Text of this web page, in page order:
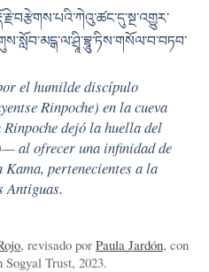
el humilde discípulo
Rinpoche) en la cueva
dejó la huella del
al ofrecer una infinidad de
pertenecientes a la
Antiguas.
, revisado por Paula Jardón, con
Sogyal Trust, 2023.